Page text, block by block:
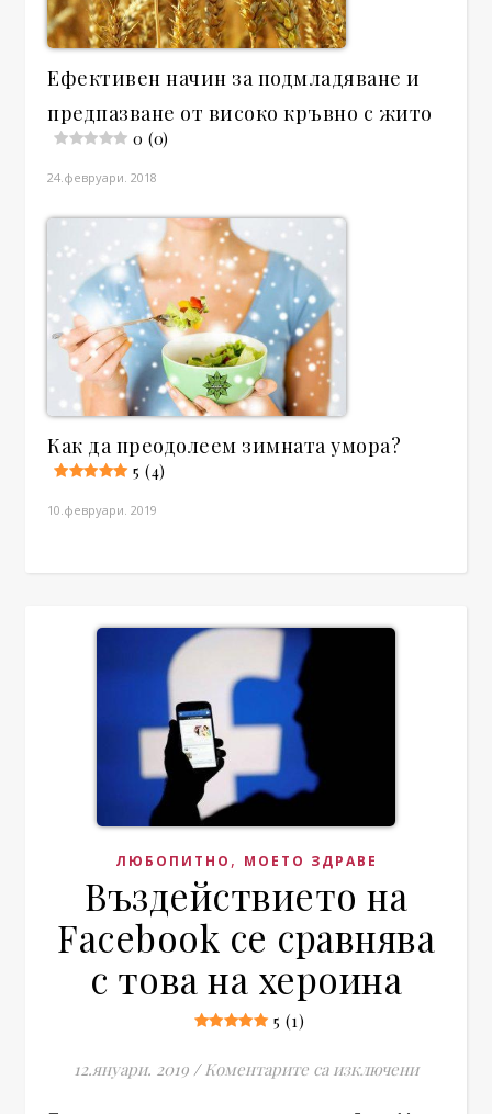
Ефективен начин за подмладяване и
предпазване от високо кръвно с жито
0 (0)
24.февруари. 2018
Как да преодолеем зимната умора?
5 (4)
10.февруари. 2019
ЛЮБОПИТНО , МОЕТО ЗДРАВЕ
Въздействието на
Facebook се сравнява
с това на хероина
5 (1)
12.януари. 2019 / Коментарите са изключениза